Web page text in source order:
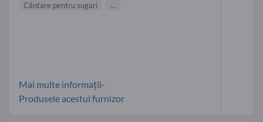
Cântare pentru sugari
...
Mai multe informații-
Produsele acestui furnizor